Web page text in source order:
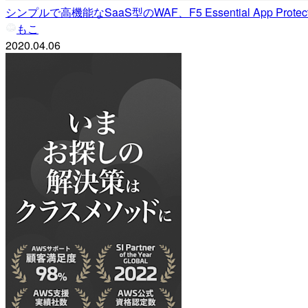
シンプルで高機能なSaaS型のWAF、F5 Essential App
もこ
2020.04.06